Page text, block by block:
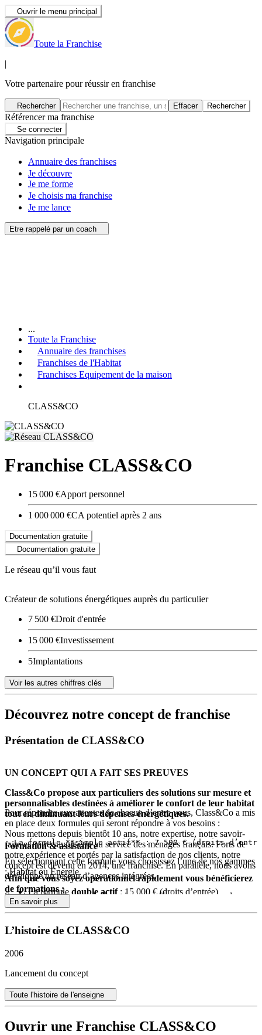
Ouvrir le menu principal
Toute la Franchise
|
Votre partenaire pour réussir en franchise
Rechercher Effacer Rechercher
Référencer ma franchise
Se connecter
Navigation principale
Annuaire des franchises
Je découvre
Je me forme
Je choisis ma franchise
Je me lance
Etre rappelé par un coach
...
Toute la Franchise
Annuaire des franchises
Franchises de l'Habitat
Franchises Equipement de la maison
CLASS&CO
Franchise CLASS&CO
15 000 €Apport personnel
1 000 000 €CA potentiel après 2 ans
Documentation gratuite
Documentation gratuite
Le réseau qu’il vous faut
Créateur de solutions énergétiques auprès du particulier
7 500 €Droit d'entrée
15 000 €Investissement
5Implantations
Voir les autres chiffres clés
Découvrez notre concept de franchise
Présentation de CLASS&CO
UN CONCEPT QUI A FAIT SES PREUVES
Class&Co propose aux particuliers des solutions sur mesure et
personnalisables destinées à améliorer le confort de leur habitat
tout en diminuant leurs dépenses énergétiques.
Nous mettons depuis bientôt 10 ans, notre expertise, notre savoir-
faire et notre savoir-être au service des ménages français. Forts de
notre expérience et portés par la satisfaction de nos clients, notre
concept est devenu en 2014, une franchise. En parallèle, nous avons
développé un réseau d’agences intégrées.
Soucieux du présent et de l’avenir, nous offrons une gamme de
produits de haute qualité permettant à nos clients de rendre leur
habitat sain et moins coûteux en énergie.
Fenêtres et fenêtres de toit
Volets et portes de garage
Pour répondre aux attentes de chacun d’entre vous, Class&Co a mis
en place deux formules qui seront répondre à vos besoins :
En sélectionnant cette formule vous choisissez l’une de nos gammes
: Habitat ou Énergie.
La formule double actif: 15 000 € (droits d’entrée)
Avec cette formule, plus besoin d’hésiter, vous avez accès à
Formation & assistance
Afin que vous soyez opérationnel rapidement vous bénéficierez
de formations :
Commerciales
Administratives
Vous serez également accompagné dans le déploiement de votre
Retrouvez tous les détails sur :
En savoir plus
L’histoire de CLASS&CO
2006
Lancement du concept
Toute l'histoire de l'enseigne
Ouvrir une Franchise CLASS&CO